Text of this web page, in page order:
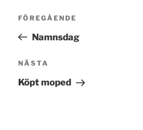
Inläggsnavigering
Föregående
inlägg
FÖREGÅENDE
Namnsdag
Nästa
inlägg
NÄSTA
Köpt moped